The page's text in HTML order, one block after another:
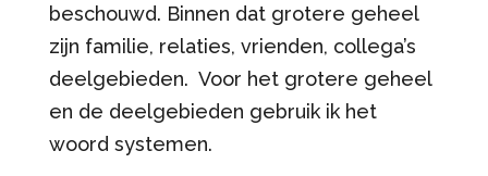
beschouwd. Binnen dat grotere geheel
zijn familie, relaties, vrienden, collega’s
deelgebieden. Voor het grotere geheel
en de deelgebieden gebruik ik het
woord systemen.